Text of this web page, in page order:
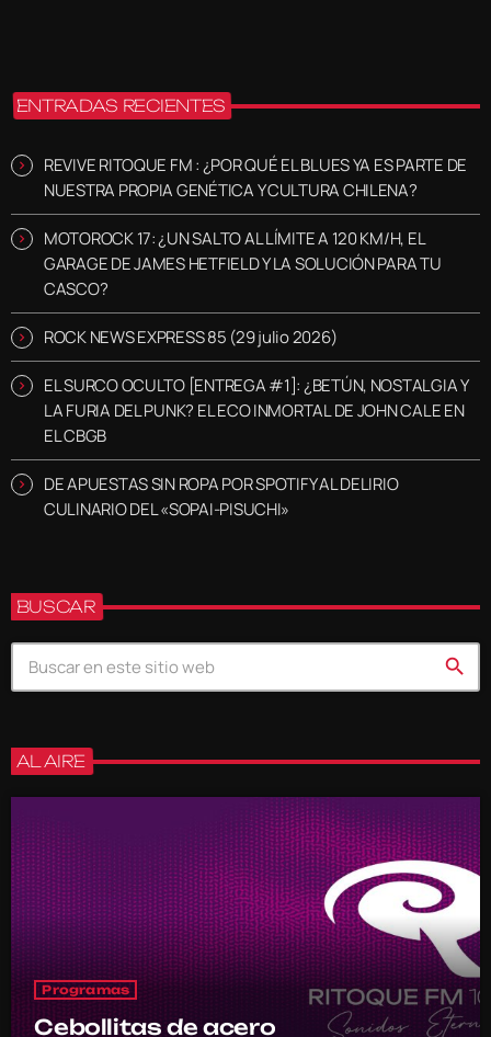
ENTRADAS RECIENTES
REVIVE RITOQUE FM : ¿POR QUÉ EL BLUES YA ES PARTE DE
NUESTRA PROPIA GENÉTICA Y CULTURA CHILENA?
MOTOROCK 17: ¿UN SALTO AL LÍMITE A 120 KM/H, EL
GARAGE DE JAMES HETFIELD Y LA SOLUCIÓN PARA TU
CASCO?
ROCK NEWS EXPRESS 85 (29 julio 2026)
EL SURCO OCULTO [ENTREGA #1]: ¿BETÚN, NOSTALGIA Y
LA FURIA DEL PUNK? EL ECO INMORTAL DE JOHN CALE EN
EL CBGB
DE APUESTAS SIN ROPA POR SPOTIFY AL DELIRIO
CULINARIO DEL «SOPAI-PISUCHI»
BUSCAR
search
AL AIRE
Programas
Cebollitas de acero